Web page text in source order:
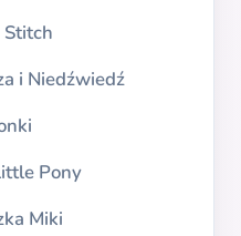
Stitch
i Niedźwiedź
Pony
Miki